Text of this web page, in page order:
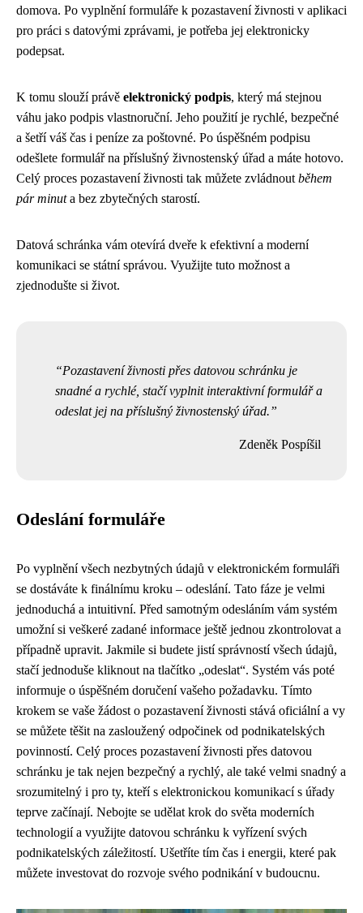
domova. Po vyplnění formuláře k pozastavení živnosti v aplikaci
pro práci s datovými zprávami, je potřeba jej elektronicky
podepsat.
K tomu slouží právě elektronický podpis, který má stejnou
váhu jako podpis vlastnoruční. Jeho použití je rychlé, bezpečné
a šetří váš čas i peníze za poštovné. Po úspěšném podpisu
odešlete formulář na příslušný živnostenský úřad a máte hotovo.
Celý proces pozastavení živnosti tak můžete zvládnout během
pár minuta bez zbytečných starostí.
Datová schránka vám otevírá dveře k efektivní a moderní
komunikaci se státní správou. Využijte tuto možnost a
zjednodušte si život.
Pozastavení živnosti přes datovou schránku je
snadné a rychlé, stačí vyplnit interaktivní formulář a
odeslat jej na příslušný živnostenský úřad.
Zdeněk Pospíšil
Odeslání formuláře
Po vyplnění všech nezbytných údajů v elektronickém formuláři
se dostáváte k finálnímu kroku – odeslání. Tato fáze je velmi
jednoduchá a intuitivní. Před samotným odesláním vám systém
umožní si veškeré zadané informace ještě jednou zkontrolovat a
případně upravit. Jakmile si budete jistí správností všech údajů,
stačí jednoduše kliknout na tlačítko „odeslat“. Systém vás poté
informuje o úspěšném doručení vašeho požadavku. Tímto
krokem se vaše žádost o pozastavení živnosti stává oficiální a vy
se můžete těšit na zasloužený odpočinek od podnikatelských
povinností. Celý proces pozastavení živnosti přes datovou
schránku je tak nejen bezpečný a rychlý, ale také velmi snadný a
srozumitelný i pro ty, kteří s elektronickou komunikací s úřady
teprve začínají. Nebojte se udělat krok do světa moderních
technologií a využijte datovou schránku k vyřízení svých
podnikatelských záležitostí. Ušetříte tím čas i energii, které pak
můžete investovat do rozvoje svého podnikání v budoucnu.